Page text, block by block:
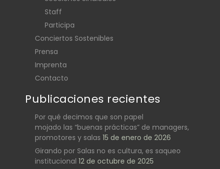
Staff
Participa
Conciertos Sostenibles
Prensa
Imprenta
Contacto
Publicaciones recientes
Por qué decimos que son papel
mojado las “buenas prácticas” de managers,
promotores y salas 15 de enero de 2026
Girando por Salas no es cultura, es saqueo
institucional 12 de octubre de 2025